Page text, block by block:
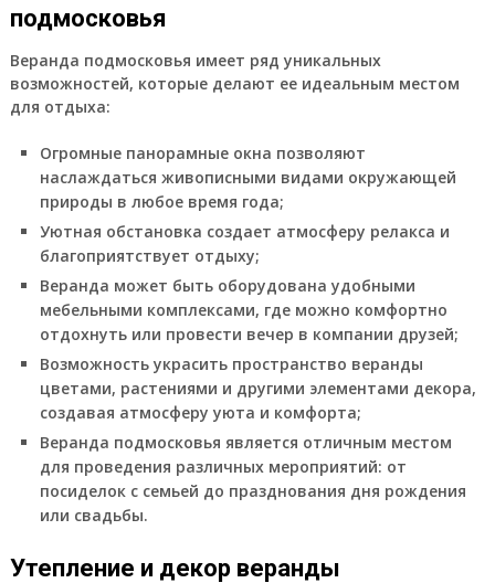
подмосковья
Веранда подмосковья имеет ряд уникальных
возможностей, которые делают ее идеальным местом
для отдыха:
Огромные панорамные окна позволяют
наслаждаться живописными видами окружающей
природы в любое время года;
Уютная обстановка создает атмосферу релакса и
благоприятствует отдыху;
Веранда может быть оборудована удобными
мебельными комплексами, где можно комфортно
отдохнуть или провести вечер в компании друзей;
Возможность украсить пространство веранды
цветами, растениями и другими элементами декора,
создавая атмосферу уюта и комфорта;
Веранда подмосковья является отличным местом
для проведения различных мероприятий: от
посиделок с семьей до празднования дня рождения
или свадьбы.
Утепление и декор веранды